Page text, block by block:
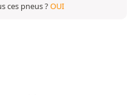
ces pneus ?OUI